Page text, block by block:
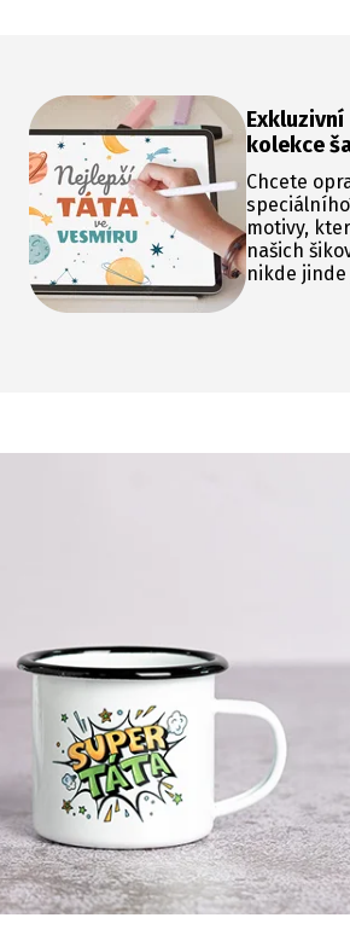
Exkluzivní
kolekce
Chcete
motivy,
našich
nikde